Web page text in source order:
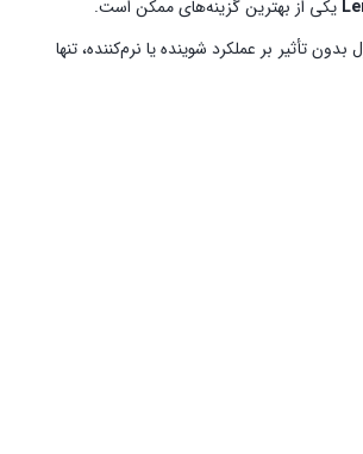
یکی از بهترین گزینه‌های ممکن است.
تأثیر بر عملکرد شوینده یا نرم‌کننده، تنها